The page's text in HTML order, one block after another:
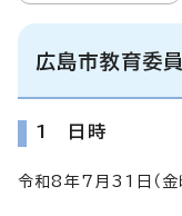
広島市教育委
1 日時
令和8年7月31日（